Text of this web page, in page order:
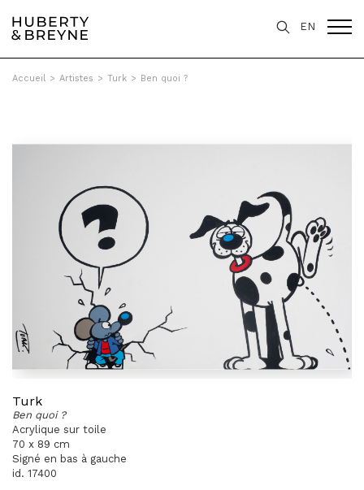
EN
Accueil > Artistes > Turk > Ben quoi ?
Turk
Ben quoi ?
Acrylique sur toile
70 x 89 cm
Signé en bas à gauche
id. 17400